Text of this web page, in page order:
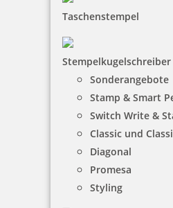
Taschenstempel
Stempelkugelschreiber
Sonderangebote
Stamp & Smart
Switch Write &
Classic und
Diagonal
Promesa
Styling